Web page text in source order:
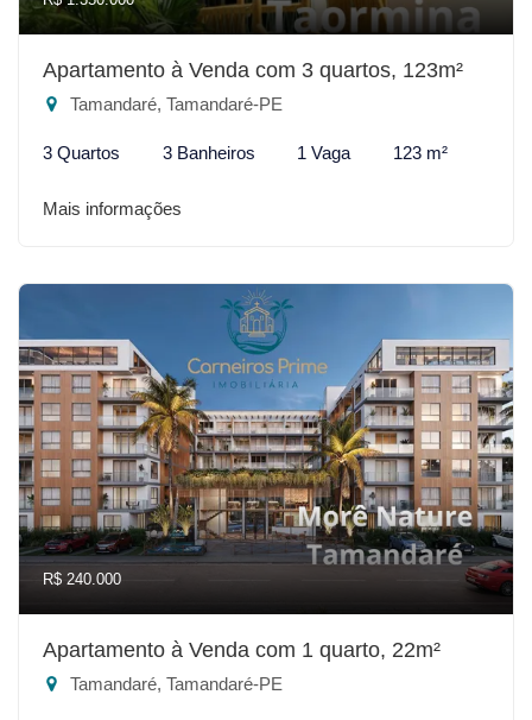
Apartamento à Venda com 3 quartos, 123m²
Tamandaré, Tamandaré-PE
3 Quartos 3 Banheiros 1 Vaga 123 m²
Mais informações
R$ 240.000
Apartamento à Venda com 1 quarto, 22m²
Tamandaré, Tamandaré-PE